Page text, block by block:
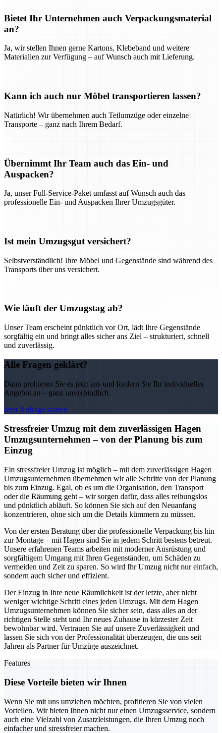
Bietet Ihr Unternehmen auch Verpackungsmaterial
an?
Ja, wir stellen Ihnen gerne Kartons, Klebeband und weitere
Materialien zur Verfügung – auf Wunsch auch mit Lieferung.
Kann ich auch nur Möbel transportieren lassen?
Natürlich! Wir übernehmen auch Teilumzüge oder einzelne
Transporte – ganz nach Ihrem Bedarf.
Übernimmt Ihr Team auch das Ein- und
Auspacken?
Ja, unser Full-Service-Paket umfasst auf Wunsch auch das
professionelle Ein- und Auspacken Ihrer Umzugsgüter.
Ist mein Umzugsgut versichert?
Selbstverständlich! Ihre Möbel und Gegenstände sind während des
Transports über uns versichert.
Wie läuft der Umzugstag ab?
Unser Team erscheint pünktlich vor Ort, lädt Ihre Gegenstände
sorgfältig ein und bringt alles sicher ans Ziel – strukturiert, schnell
und zuverlässig.
Alle Fragen geklärt?
Dann probieren Sie es jetzt aus und fordern Sie Ihr individuelles
Angebot an – ganz unverbindlich.
Jetzt Anfrage starten
Stressfreier Umzug mit dem zuverlässigen Hagen
Umzugsunternehmen – von der Planung bis zum
Einzug
Ein stressfreier Umzug ist möglich – mit dem zuverlässigen Hagen
Umzugsunternehmen übernehmen wir alle Schritte von der Planung
bis zum Einzug. Egal, ob es um die Organisation, den Transport
oder die Räumung geht – wir sorgen dafür, dass alles reibungslos
und pünktlich abläuft. So können Sie sich auf den Neuanfang
konzentrieren, ohne sich um die Details kümmern zu müssen.
Von der ersten Beratung über die professionelle Verpackung bis hin
zur Montage – mit Hagen sind Sie in jedem Schritt bestens betreut.
Unsere erfahrenen Teams arbeiten mit moderner Ausrüstung und
sorgfältigem Umgang mit Ihren Gegenständen, um Schäden zu
vermeiden und Zeit zu sparen. So wird Ihr Umzug nicht nur einfach,
sondern auch sicher und effizient.
Der Einzug in Ihre neue Räumlichkeit ist der letzte, aber nicht
weniger wichtige Schritt eines jeden Umzugs. Mit dem Hagen
Umzugsunternehmen können Sie sicher sein, dass alles an der
richtigen Stelle steht und Ihr neues Zuhause in kürzester Zeit
bewohnbar wird. Vertrauen Sie auf unsere Zuverlässigkeit und
lassen Sie sich von der Professionalität überzeugen, die uns seit
Jahren als Partner für Umzüge auszeichnet.
Features
Diese Vorteile bieten wir Ihnen
Wenn Sie mit uns umziehen möchten, profitieren Sie von vielen
Vorteilen. Wir bieten Ihnen nicht nur einen Umzugsservice, sondern
auch eine Vielzahl von Zusatzleistungen, die Ihren Umzug noch
einfacher und stressfreier machen.